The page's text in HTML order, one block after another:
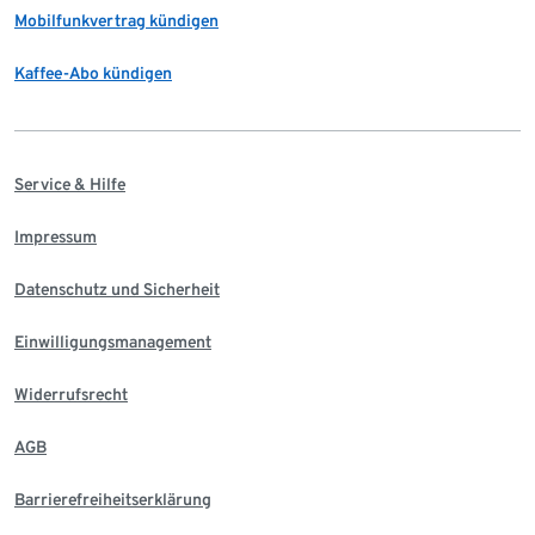
Mobilfunkvertrag kündigen
Kaffee-Abo kündigen
Service & Hilfe
Impressum
Datenschutz und Sicherheit
Einwilligungsmanagement
Widerrufsrecht
AGB
Barrierefreiheitserklärung